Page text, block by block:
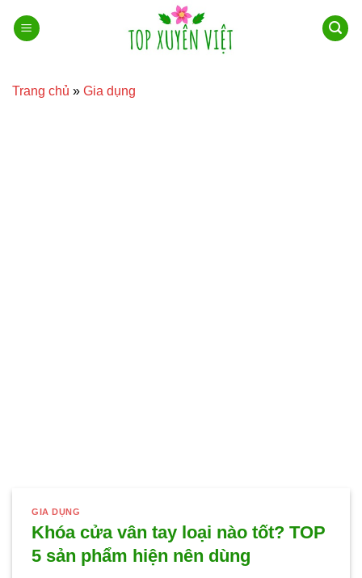
qua
Trang chủ » Gia dụng
GIA DỤNG
Khóa cửa vân tay loại nào tốt? TOP
5 sản phẩm hiện nên dùng